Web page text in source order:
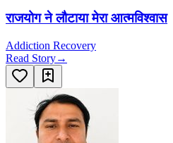
राजयोग ने लौटाया मेरा आत्मविश्वास
Addiction Recovery
Read Story→